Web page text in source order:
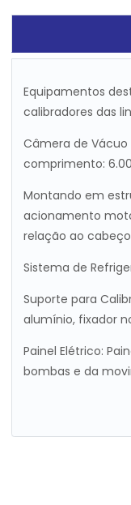
Equipamentos
calibradores das
Câmera de
comprimento:
Montando em
acionamento
relação ao
Sistema de
Suporte para
alumínio, fixador
Painel Elétrico:
bombas e da